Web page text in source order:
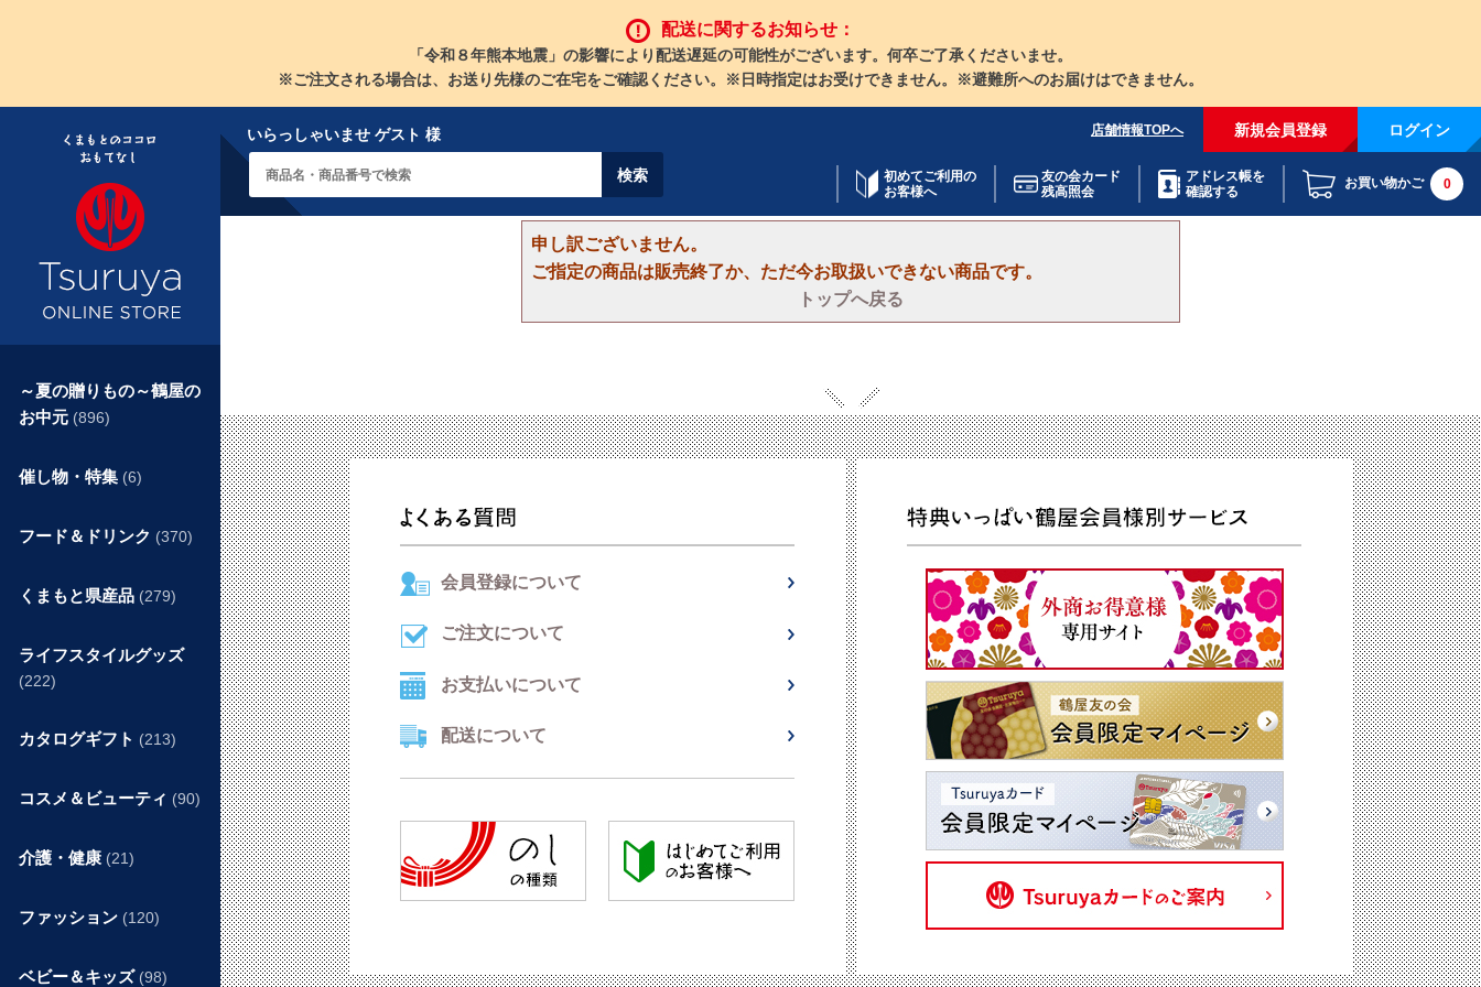
配送に関するお知らせ：
「令和８年熊本地震」の影響により配送遅延の可能性がございます。何卒ご了承くださいませ。
※ご注文される場合は、お送り先様のご在宅をご確認ください。※日時指定はお受けできません。※避難所へのお届けはできません。
いらっしゃいませ ゲスト 様 店舗情報TOPへ 新規会員登録 ログイン
初めてご利用の
お客様へ
友の会カード
残高照会
アドレス帳を
確認する
お買い物かご 0
申し訳ございません。
ご指定の商品は販売終了か、ただ今お取扱いできない商品です。
トップへ戻る
～夏の贈りもの～鶴屋の
お中元 (896)
催し物・特集 (6)
フード＆ドリンク (370)
くまもと県産品 (279)
ライフスタイルグッズ
(222)
カタログギフト (213)
コスメ＆ビューティ (90)
介護・健康 (21)
ファッション (120)
ベビー＆キッズ (98)
会員登録について
ご注文について
お支払いについて
配送について